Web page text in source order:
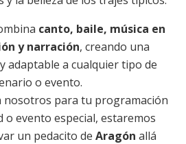
canto, baile, música en
y narración, creando una
adaptable a cualquier tipo de
o evento.
nosotros para tu programación
o evento especial, estaremos
un pedacito de Aragón allá